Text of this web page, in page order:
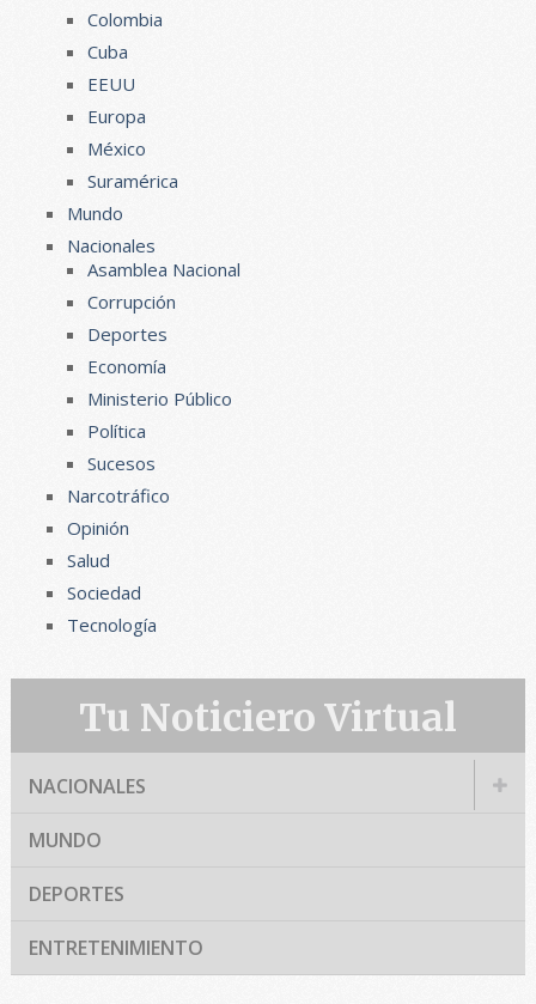
Colombia
Cuba
EEUU
Europa
México
Suramérica
Mundo
Nacionales
Asamblea Nacional
Corrupción
Deportes
Economía
Ministerio Público
Política
Sucesos
Narcotráfico
Opinión
Salud
Sociedad
Tecnología
Tu Noticiero Virtual
NACIONALES
MUNDO
DEPORTES
ENTRETENIMIENTO